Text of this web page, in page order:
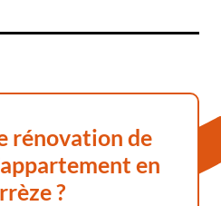
rénovation de
en
?